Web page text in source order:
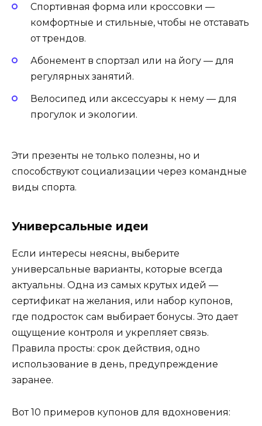
Спортивная форма или кроссовки —
комфортные и стильные, чтобы не отставать
от трендов.
Абонемент в спортзал или на йогу — для
регулярных занятий.
Велосипед или аксессуары к нему — для
прогулок и экологии.
Эти презенты не только полезны, но и
способствуют социализации через командные
виды спорта.
Универсальные идеи
Если интересы неясны, выберите
универсальные варианты, которые всегда
актуальны. Одна из самых крутых идей —
сертификат на желания, или набор купонов,
где подросток сам выбирает бонусы. Это дает
ощущение контроля и укрепляет связь.
Правила просты: срок действия, одно
использование в день, предупреждение
заранее.
Вот 10 примеров купонов для вдохновения: